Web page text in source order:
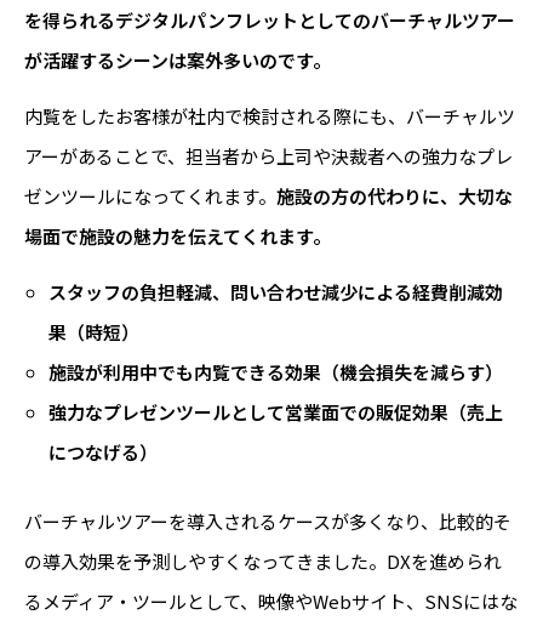
を得られるデジタルパンフレットとしてのバーチャルツアー
が活躍するシーンは案外多いのです。
内覧をしたお客様が社内で検討される際にも、バーチャルツ
アーがあることで、担当者から上司や決裁者への強力なプレ
ゼンツールになってくれます。 施設の方の代わりに、大切な
場面で施設の魅力を伝えてくれます。
スタッフの負担軽減、問い合わせ減少による経費削減効
果（時短）
施設が利用中でも内覧できる効果（機会損失を減らす）
強力なプレゼンツールとして営業面での販促効果（売上
につなげる）
バーチャルツアーを導入されるケースが多くなり、比較的そ
の導入効果を予測しやすくなってきました。DXを進められ
るメディア・ツールとして、映像やWebサイト、SNSにはな